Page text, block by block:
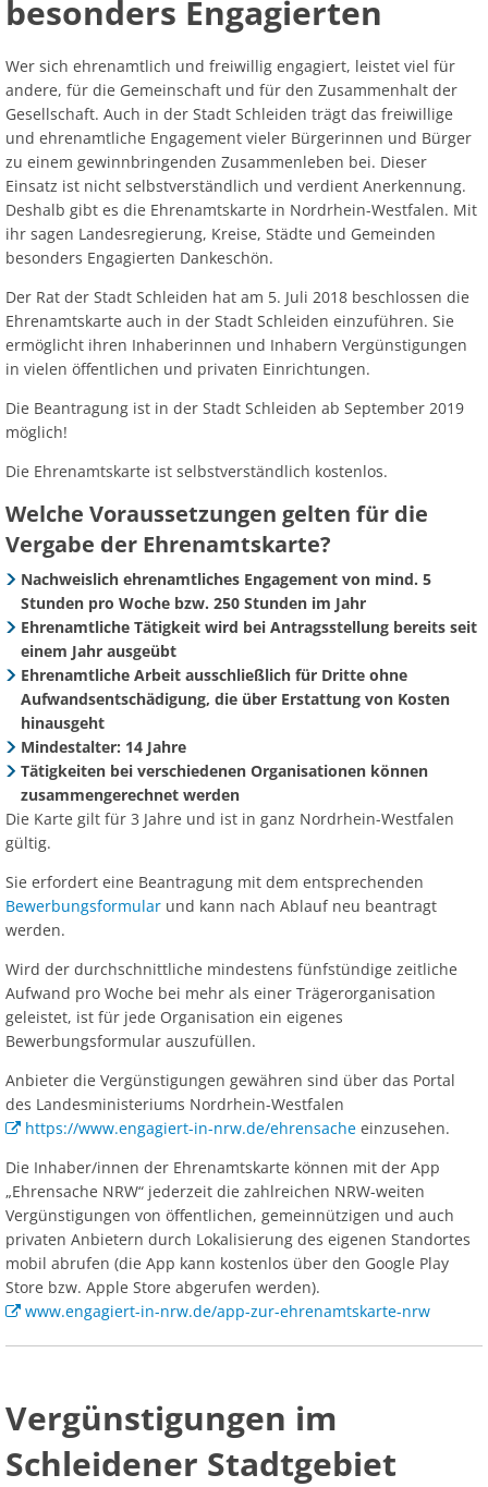
Widerspruchsverfahren
Zahlen, Daten, Fakten
besonders Engagierten
Wer sich ehrenamtlich und freiwillig engagiert, leistet viel für
andere, für die Gemeinschaft und für den Zusammenhalt der
Gesellschaft. Auch in der Stadt Schleiden trägt das freiwillige
und ehrenamtliche Engagement vieler Bürgerinnen und Bürger
zu einem gewinnbringenden Zusammenleben bei. Dieser
Einsatz ist nicht selbstverständlich und verdient Anerkennung.
Deshalb gibt es die Ehrenamtskarte in Nordrhein-Westfalen. Mit
ihr sagen Landesregierung, Kreise, Städte und Gemeinden
besonders Engagierten Dankeschön.
Der Rat der Stadt Schleiden hat am 5. Juli 2018 beschlossen die
Ehrenamtskarte auch in der Stadt Schleiden einzuführen. Sie
ermöglicht ihren Inhaberinnen und Inhabern Vergünstigungen
in vielen öffentlichen und privaten Einrichtungen.
Die Beantragung ist in der Stadt Schleiden ab September 2019
möglich!
Die Ehrenamtskarte ist selbstverständlich kostenlos.
Welche Voraussetzungen gelten für die
Vergabe der Ehrenamtskarte?
Nachweislich ehrenamtliches Engagement von mind. 5
Stunden pro Woche bzw. 250 Stunden im Jahr
Ehrenamtliche Tätigkeit wird bei Antragsstellung bereits seit
einem Jahr ausgeübt
Ehrenamtliche Arbeit ausschließlich für Dritte ohne
Aufwandsentschädigung, die über Erstattung von Kosten
hinausgeht
Mindestalter: 14 Jahre
Tätigkeiten bei verschiedenen Organisationen können
zusammengerechnet werden
Die Karte gilt für 3 Jahre und ist in ganz Nordrhein-Westfalen
gültig.
Sie erfordert eine Beantragung mit dem entsprechenden
Bewerbungsformular und kann nach Ablauf neu beantragt
werden.
Wird der durchschnittliche mindestens fünfstündige zeitliche
Aufwand pro Woche bei mehr als einer Trägerorganisation
geleistet, ist für jede Organisation ein eigenes
Bewerbungsformular auszufüllen.
Anbieter die Vergünstigungen gewähren sind über das Portal
des Landesministeriums Nordrhein-Westfalen
https://www.engagiert-in-nrw.de/ehrensache einzusehen.
Die Inhaber/innen der Ehrenamtskarte können mit der App
„Ehrensache NRW“ jederzeit die zahlreichen NRW-weiten
Vergünstigungen von öffentlichen, gemeinnützigen und auch
privaten Anbietern durch Lokalisierung des eigenen Standortes
mobil abrufen (die App kann kostenlos über den Google Play
Store bzw. Apple Store abgerufen werden).
www.engagiert-in-nrw.de/app-zur-ehrenamtskarte-nrw
Vergünstigungen im
Schleidener Stadtgebiet